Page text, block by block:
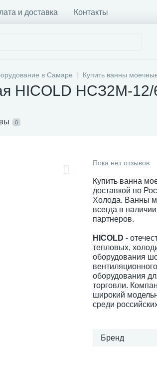
и доставка Контакты
в Самаре Купить ванны
HICOLD НСЗ2М-
0
Пока нет отзывов
Купить ванна
доставкой по
Холода. Ванны
всегда в
партнеров.
HICOLD -
тепловых,
оборудования
оборудования
торговли.
широкий
среди
Бренд